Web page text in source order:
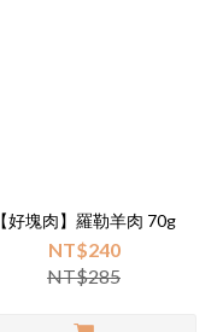
【好塊肉】羅勒羊肉 70g
NT$240
NT$285